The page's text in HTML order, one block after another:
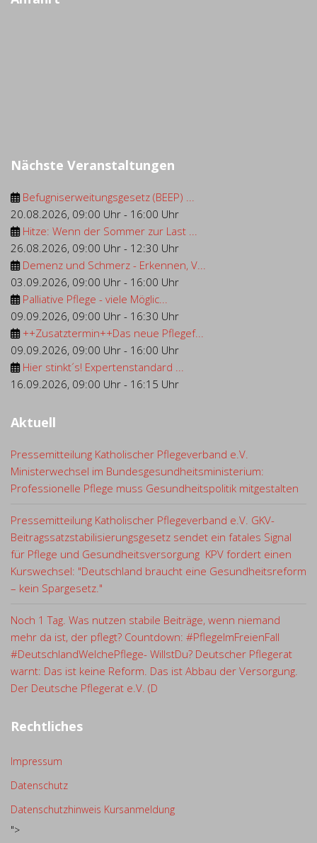
Nächste Veranstaltungen
Befugniserweitungsgesetz (BEEP) ...
20.08.2026, 09:00 Uhr - 16:00 Uhr
Hitze: Wenn der Sommer zur Last ...
26.08.2026, 09:00 Uhr - 12:30 Uhr
Demenz und Schmerz - Erkennen, V...
03.09.2026, 09:00 Uhr - 16:00 Uhr
Palliative Pflege - viele Möglic...
09.09.2026, 09:00 Uhr - 16:30 Uhr
++Zusatztermin++Das neue Pflegef...
09.09.2026, 09:00 Uhr - 16:00 Uhr
Hier stinkt´s! Expertenstandard ...
16.09.2026, 09:00 Uhr - 16:15 Uhr
Aktuell
Pressemitteilung Katholischer Pflegeverband e.V.
Ministerwechsel im Bundesgesundheitsministerium:
Professionelle Pflege muss Gesundheitspolitik mitgestalten
Pressemitteilung Katholischer Pflegeverband e.V. GKV-
Beitragssatzstabilisierungsgesetz sendet ein fatales Signal
für Pflege und Gesundheitsversorgung KPV fordert einen
Kurswechsel: "Deutschland braucht eine Gesundheitsreform
– kein Spargesetz."
Noch 1 Tag. Was nutzen stabile Beiträge, wenn niemand
mehr da ist, der pflegt? Countdown: #PflegeImFreienFall
#DeutschlandWelchePflege- WillstDu? Deutscher Pflegerat
warnt: Das ist keine Reform. Das ist Abbau der Versorgung.
Der Deutsche Pflegerat e.V. (D
Rechtliches
Impressum
Datenschutz
Datenschutzhinweis Kursanmeldung
">